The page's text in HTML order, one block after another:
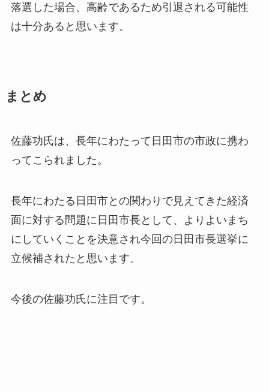
落選した場合、高齢であるため引退される可能性
は十分あると思います。
まとめ
佐藤功氏は、長年にわたって日田市の市政に携わ
ってこられました。
長年にわたる日田市との関わりで見えてきた経済
面に対する問題に日田市長として、よりよいまち
にしていくことを決意され今回の日田市長選挙に
立候補されたと思います。
今後の佐藤功氏に注目です。